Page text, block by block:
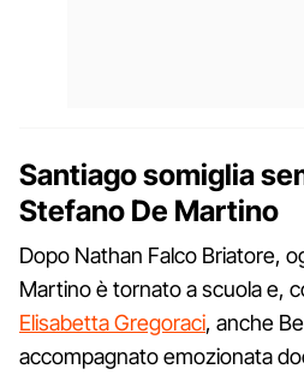
Santiago somiglia
Stefano De Martino
Dopo Nathan Falco Briatore,
Martino è tornato a scuola e,
Elisabetta Gregoraci, anche
accompagnato emozionata